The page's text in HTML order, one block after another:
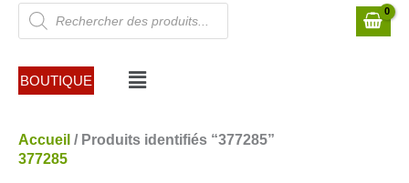
Recherche
de
produits
BOUTIQUE Menu
Accueil / Produits identifiés “377285”
377285